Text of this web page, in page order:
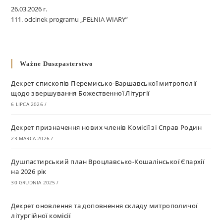
26.03.2026 r.
111. odcinek programu „PEŁNIA WIARY”
Ważne Duszpasterstwo
Декрет єпископів Перемисько-Варшавської митрополії
щодо звершування Божественної Літургії
6 LIPCA 2026 /
Декрет призначення нових членів Комісії зі Справ Родин
23 MARCA 2026 /
Душпастирський план Вроцлавсько-Кошалінської Єпархії
на 2026 рік
30 GRUDNIA 2025 /
Декрет оновлення та доповнення складу митрополичої
літургійної комісії